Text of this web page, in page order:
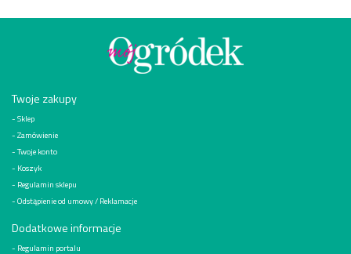
Twoje zakupy
Sklep
Zamówienie
Twoje konto
Koszyk
Regulamin sklepu
Odstąpienie od umowy / Reklamacje
Dodatkowe informacje
Regulamin portalu